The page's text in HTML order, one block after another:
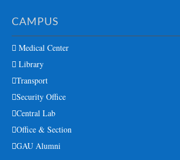
CAMPUS
Medical Center
Library
Transport
Security Office
Central Lab
Office & Section
GAU Alumni